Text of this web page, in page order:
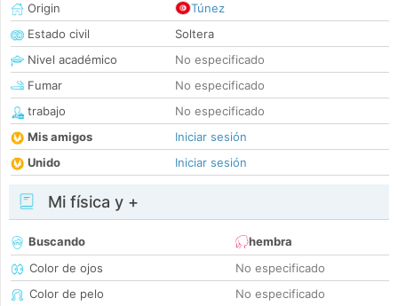
Origin
Túnez
Estado civil
Soltera
Nivel académico
No especificado
Fumar
No especificado
trabajo
No especificado
Mis amigos
Iniciar sesión
Unido
Iniciar sesión
Mi física y +
Buscando
hembra
Color de ojos
No especificado
Color de pelo
No especificado